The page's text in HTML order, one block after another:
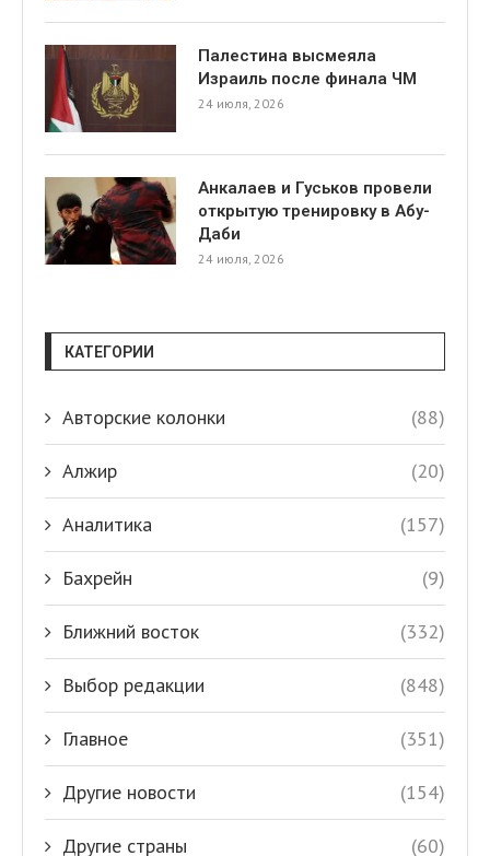
Палестина высмеяла
Израиль после финала ЧМ
24 июля, 2026
Анкалаев и Гуськов провели
открытую тренировку в Абу-
Даби
24 июля, 2026
КАТЕГОРИИ
Авторские колонки (88)
Алжир (20)
Аналитика (157)
Бахрейн (9)
Ближний восток (332)
Выбор редакции (848)
Главное (351)
Другие новости (154)
Другие страны (60)